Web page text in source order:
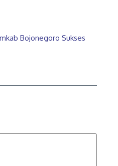
Bojonegoro Sukses